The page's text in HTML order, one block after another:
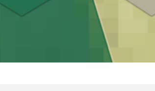
Für diese Seite existiert eine alternative